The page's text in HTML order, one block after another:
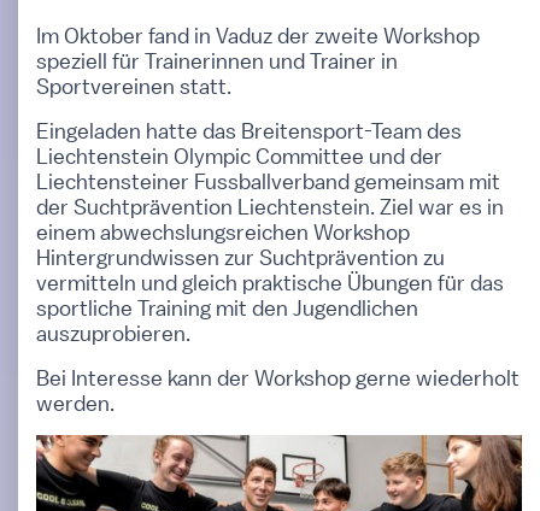
Im Oktober fand in Vaduz der zweite Workshop
speziell für Trainerinnen und Trainer in
Sportvereinen statt.
Eingeladen hatte das Breitensport-Team des
Liechtenstein Olympic Committee und der
Liechtensteiner Fussballverband gemeinsam mit
der Suchtprävention Liechtenstein. Ziel war es in
einem abwechslungsreichen Workshop
Hintergrundwissen zur Suchtprävention zu
vermitteln und gleich praktische Übungen für das
sportliche Training mit den Jugendlichen
auszuprobieren.
Bei Interesse kann der Workshop gerne wiederholt
werden.